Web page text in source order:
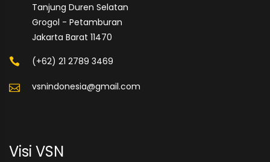
Tanjung Duren Selatan
Grogol - Petamburan
Jakarta Barat 11470
(+62) 21 2789 3469
vsnindonesia@gmail.com
Visi VSN